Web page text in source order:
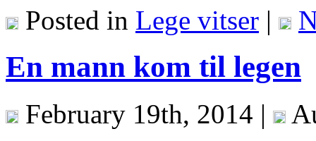
Posted in Lege vitser |
En mann kom til legen
February 19th, 2014 |